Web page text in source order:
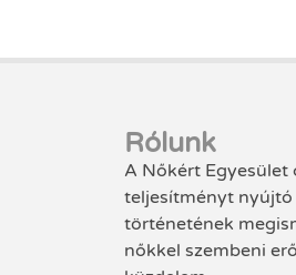
Rólunk
A Nőkért Egyesület
teljesítményt nyújtó
történetének
nőkkel szembeni